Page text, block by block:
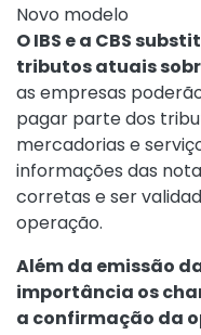
Novo modelo
O IBS e a CBS
tributos atuais
as empresas
pagar parte dos
mercadorias e
informações das
corretas e ser
operação.
Além da emissão
importância os
a confirmação da